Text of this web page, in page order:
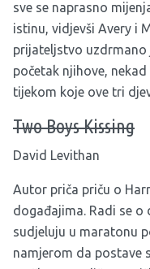
sve se naprasno
istinu, vidjevši Avery i
prijateljstvo uzdrmano
početak njihove,
tijekom koje ove tri
Two Boys Kissing
David Levithan
Autor priča priču o
događajima. Radi se
sudjeluju u maratonu
namjerom da postave